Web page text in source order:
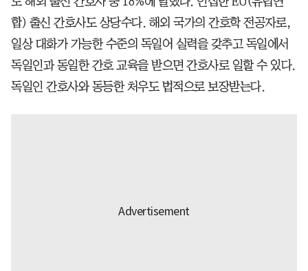
합) 출신 간호사도 상당수다. 해외 국가의 간호학 전공자로,
일상 대화가 가능한 수준의 독일어 실력을 갖추고 독일에서
독일인과 동일한 간호 교육을 받으면 간호사로 일할 수 있다.
독일인 간호사와 동등한 처우도 법적으로 보장받는다.